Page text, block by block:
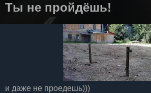
Ты не пройдёшь!
и даже не проедешь)))